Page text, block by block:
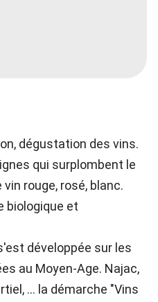
dégustation des vins.
qui surplombent le
rouge, rosé, blanc.
biologique et
développée sur les
au Moyen-Age. Najac,
... la démarche "Vins